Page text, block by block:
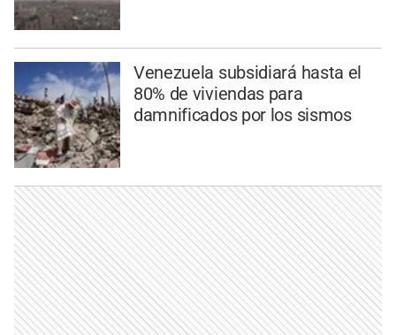
Venezuela subsidiará hasta el
80% de viviendas para
damnificados por los sismos